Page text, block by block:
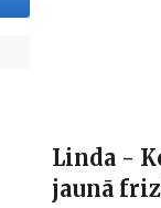
Linda -
jaunā